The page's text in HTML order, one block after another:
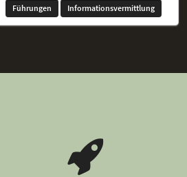
Führungen Informationsvermittlung